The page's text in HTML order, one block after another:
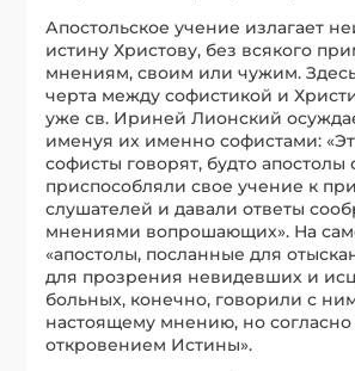
Апостольское учение излагает
истину Христову, без всякого
мнениям, своим или чужим.
черта между софистикой и
уже св. Ириней Лионский
именуя их именно софистами:
софисты говорят, будто
приспособляли свое учение к
слушателей и давали ответы
мнениями вопрошающих». На
«апостолы, посланные для
для прозрения невидевших и
больных, конечно, говорили с
настоящему мнению, но согласно
откровением Истины».